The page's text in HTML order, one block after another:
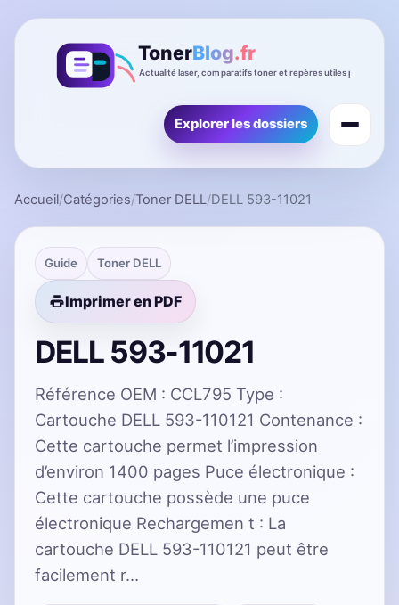
Explorer les dossiers
Accueil/Catégories/Toner DELL/DELL 593-11021
Guide Toner DELL
Imprimer en PDF
DELL 593-11021
Référence OEM : CCL795 Type :
Cartouche DELL 593-110121 Contenance :
Cette cartouche permet l’impression
d’environ 1400 pages Puce électronique :
Cette cartouche possède une puce
électronique Rechargemen t : La
cartouche DELL 593-110121 peut être
facilement r…